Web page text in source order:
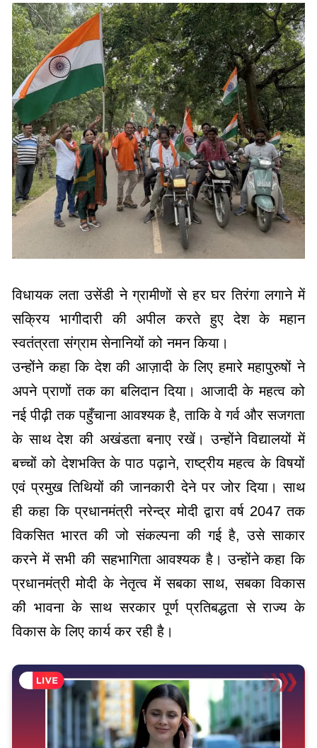
विधायक लता उसेंडी ने ग्रामीणों से हर घर तिरंगा लगाने में
सक्रिय भागीदारी की अपील करते हुए देश के महान
स्वतंत्रता संग्राम सेनानियों को नमन किया।
उन्होंने कहा कि देश की आज़ादी के लिए हमारे महापुरुषों ने
अपने प्राणों तक का बलिदान दिया। आजादी के महत्व को
नई पीढ़ी तक पहुँचाना आवश्यक है, ताकि वे गर्व और सजगता
के साथ देश की अखंडता बनाए रखें। उन्होंने विद्यालयों में
बच्चों को देशभक्ति के पाठ पढ़ाने, राष्ट्रीय महत्व के विषयों
एवं प्रमुख तिथियों की जानकारी देने पर जोर दिया। साथ
ही कहा कि प्रधानमंत्री नरेन्द्र मोदी द्वारा वर्ष 2047 तक
विकसित भारत की जो संकल्पना की गई है, उसे साकार
करने में सभी की सहभागिता आवश्यक है। उन्होंने कहा कि
प्रधानमंत्री मोदी के नेतृत्व में सबका साथ, सबका विकास
की भावना के साथ सरकार पूर्ण प्रतिबद्धता से राज्य के
विकास के लिए कार्य कर रही है।